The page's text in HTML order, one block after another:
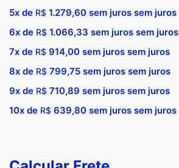
5x de R$ 1.279,60 sem juros sem juros
6x de R$ 1.066,33 sem juros sem juros
7x de R$ 914,00 sem juros sem juros
8x de R$ 799,75 sem juros sem juros
9x de R$ 710,89 sem juros sem juros
10x de R$ 639,80 sem juros sem juros